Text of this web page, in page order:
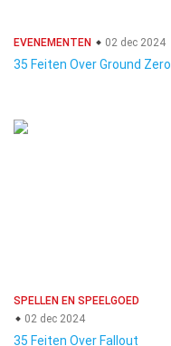
EVENEMENTEN 02 dec 2024
35 Feiten Over Ground Zero
SPELLEN EN SPEELGOED
02 dec 2024
35 Feiten Over Fallout